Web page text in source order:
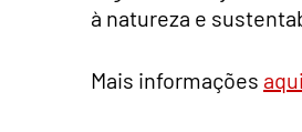
à natureza e
Mais informações aqui